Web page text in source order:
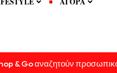
& Go αναζητούν